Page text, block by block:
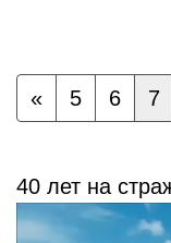
« 5 6 7
40 лет на